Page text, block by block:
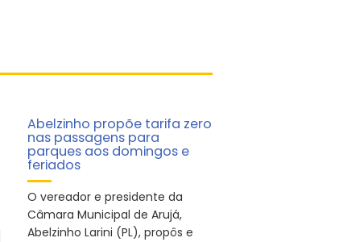
Abelzinho propõe tarifa zero
nas passagens para
parques aos domingos e
feriados
O vereador e presidente da
Câmara Municipal de Arujá,
Abelzinho Larini (PL), propôs e